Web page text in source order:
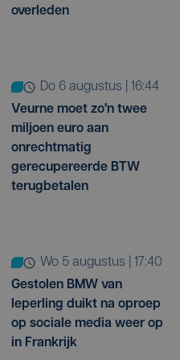
overleden
do 6 augustus | 16:44
Veurne moet zo'n twee
miljoen euro aan
onrechtmatig
gerecupereerde BTW
terugbetalen
wo 5 augustus | 17:40
Gestolen BMW van
Ieperling duikt na oproep
op sociale media weer op
in Frankrijk